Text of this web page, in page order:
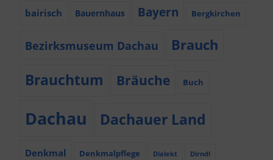
bairisch Bauernhaus Bayern Bergkirchen
Bezirksmuseum Dachau Brauch
Brauchtum Bräuche Buch
Dachau Dachauer Land
Denkmal Denkmalpflege Dialekt Dirndl